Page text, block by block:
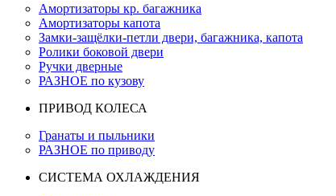
Амортизаторы кр. багажника
Амортизаторы капота
Замки-защёлки-петли двери, багажника, капота
Ролики боковой двери
Ручки дверные
РАЗНОЕ по кузову
ПРИВОД КОЛЕСА
Гранаты и пыльники
РАЗНОЕ по приводу
СИСТЕМА ОХЛАЖДЕНИЯ